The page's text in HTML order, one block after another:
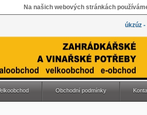
Na našich webových stránkách
úkzúz
Obchodní podmínky